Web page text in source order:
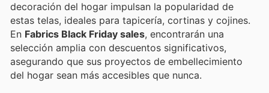
decoración del hogar impulsan la popularidad de
estas telas, ideales para tapicería, cortinas y cojines.
En Fabrics Black Friday sales, encontrarán una
selección amplia con descuentos significativos,
asegurando que sus proyectos de embellecimiento
del hogar sean más accesibles que nunca.